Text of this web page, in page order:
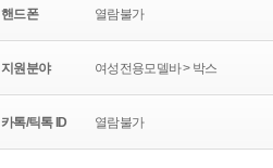
핸드폰 열람불가
지원분야 여성전용모델바 > 박스
카톡/틱톡 ID 열람불가